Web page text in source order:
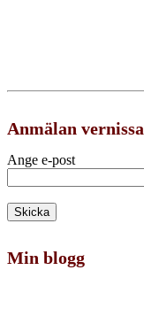
Anmälan
Ange e-post
Min blogg